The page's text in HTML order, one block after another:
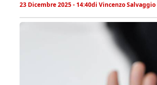
23 Dicembre 2025 - 14:40di Vincenzo Salvaggio